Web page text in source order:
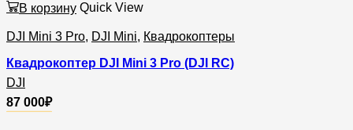
В корзину Quick View
DJI Mini 3 Pro, DJI Mini, Квадрокоптеры
Квадрокоптер DJI Mini 3 Pro (DJI RC)
DJI
87 000₽